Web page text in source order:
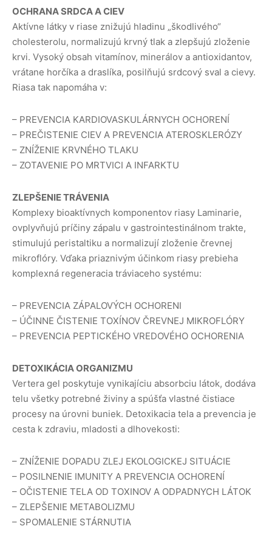
OCHRANA SRDCA A CIEV
Aktívne látky v riase znižujú hladinu „škodlivého“
cholesterolu, normalizujú krvný tlak a zlepšujú zloženie
krvi. Vysoký obsah vitamínov, minerálov a antioxidantov,
vrátane horčíka a draslíka, posilňujú srdcový sval a cievy.
Riasa tak napomáha v:
– PREVENCIA KARDIOVASKULÁRNYCH OCHORENÍ
– PREČISTENIE CIEV A PREVENCIA ATEROSKLERÓZY
– ZNÍŽENIE KRVNÉHO TLAKU
– ZOTAVENIE PO MRTVICI A INFARKTU
ZLEPŠENIE TRÁVENIA
Komplexy bioaktívnych komponentov riasy Laminarie,
ovplyvňujú príčiny zápalu v gastrointestinálnom trakte,
stimulujú peristaltiku a normalizují zloženie črevnej
mikroflóry. Vďaka priaznivým účinkom riasy prebieha
komplexná regeneracia tráviaceho systému:
– PREVENCIA ZÁPALOVÝCH OCHORENI
– ÚČINNE ČISTENIE TOXÍNOV ČREVNEJ MIKROFLÓRY
– PREVENCIA PEPTICKÉHO VREDOVÉHO OCHORENIA
DETOXIKÁCIA ORGANIZMU
Vertera gel poskytuje vynikajíciu absorbciu látok, dodáva
telu všetky potrebné živiny a spúšťa vlastné čistiace
procesy na úrovni buniek. Detoxikacia tela a prevencia je
cesta k zdraviu, mladosti a dlhovekosti:
– ZNÍŽENIE DOPADU ZLEJ EKOLOGICKEJ SITUÁCIE
– POSILNENIE IMUNITY A PREVENCIA OCHORENÍ
– OČISTENIE TELA OD TOXINOV A ODPADNYCH LÁTOK
– ZLEPŠENIE METABOLIZMU
– SPOMALENIE STÁRNUTIA